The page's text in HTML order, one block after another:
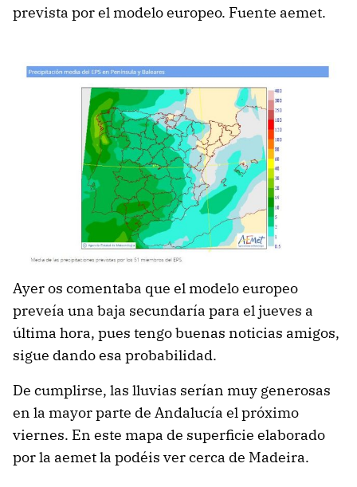
prevista por el modelo europeo. Fuente aemet.
Ayer os comentaba que el modelo europeo
preveía una baja secundaría para el jueves a
última hora, pues tengo buenas noticias amigos,
sigue dando esa probabilidad.
De cumplirse, las lluvias serían muy generosas
en la mayor parte de Andalucía el próximo
viernes. En este mapa de superficie elaborado
por la aemet la podéis ver cerca de Madeira.